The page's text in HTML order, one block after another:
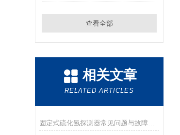
查看全部
相关文章
RELATED ARTICLES